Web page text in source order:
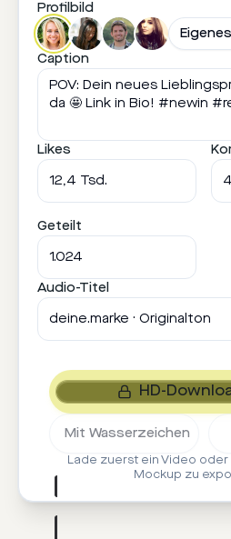
Profilbild
Caption
Likes
Geteilt
Audio-Titel
DEIN REEL
Video oder
hochladen
MP4, WebM oder Foto · bleibt
9:41
Tsd.
POV:
neues
Lieblingsprodukt
ist
endlich
Link in
Bio!
#newin
· Originalton
· deine.marke ·
HD-
Mit Wasserzeichen
Lade zuerst ein Video
Mockup zu